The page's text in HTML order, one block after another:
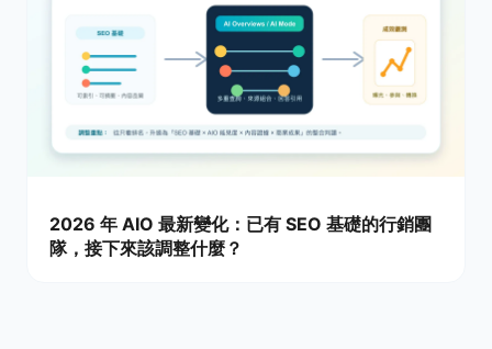
2026 年 AIO 最新變化：已有 SEO 基礎的行銷團
隊，接下來該調整什麼？